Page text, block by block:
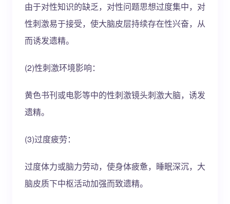
由于对性知识的缺乏，对性问题思想过度集中，对
性刺激易于接受，使大脑皮层持续存在性兴奋，从
而诱发遗精。
(2)性刺激环境影响：
黄色书刊或电影等中的性刺激镜头刺激大脑，诱发
遗精。
(3)过度疲劳：
过度体力或脑力劳动，使身体疲惫，睡眠深沉，大
脑皮质下中枢活动加强而致遗精。